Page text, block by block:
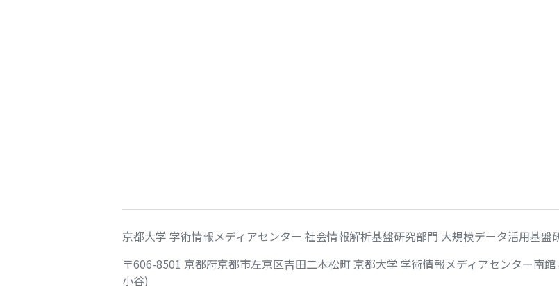
京都大学 学術情報メディアセンター 社会情報解析基盤研究部門 大規模データ活用基盤
〒606-8501 京都府京都市左京区吉田二本松町 京都大学 学術情報メディアセンター南
小谷)